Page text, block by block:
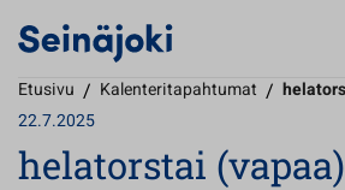
Etusivu / Kalenteritapahtumat /
22.7.2025
helatorstai (vapaa)